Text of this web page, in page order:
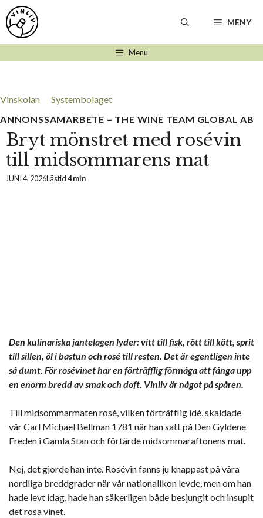
Hoppa
till
innehåll
MENY
Menu
Vinskolan
Systembolaget
ANNONSSAMARBETE – THE WINE TEAM GLOBAL AB
Bryt mönstret med rosévin
till midsommarens mat
JUNI 4, 2026Lästid4 min
Den kulinariska jantelagen lyder: vitt till fisk, rött till kött, sprit
till sillen, öl i bastun och rosé till resten. Det är egentligen inte
så dumt. För rosévinet har en förträfflig förmåga att fånga upp
en enorm bredd av smak och doft. Vinliv är något på spåren.
Till midsommarmaten rosé, vilken förträfflig idé, skaldade
vår Carl Michael Bellman 1781 när han satt på Den Gyldene
Freden i Gamla Stan och förtärde midsommaraftonens mat.
Nej, det gjorde han inte. Rosévin fanns ju knappast på våra
nordliga breddgrader när vår nationalikon levde, men om han
hade levt idag, hade han säkerligen både besjungit och insupit
det rosa vinet.